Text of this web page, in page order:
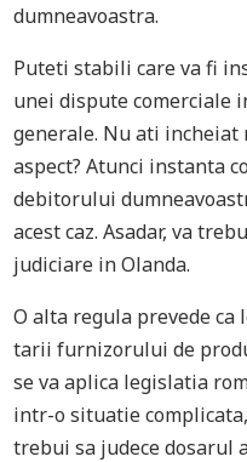
dumneavoastra.
Puteti stabili care va fi
unei dispute comerciale
generale. Nu ati incheiat
aspect? Atunci instanta
debitorului
acest caz. Asadar, va
judiciare in Olanda.
O alta regula prevede
tarii furnizorului de
se va aplica legislatia
intr-o situatie
trebui sa judece dosarul